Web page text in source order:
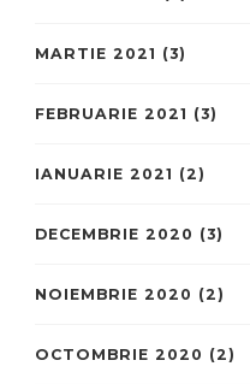
MARTIE 2021 (3)
FEBRUARIE 2021 (3)
IANUARIE 2021 (2)
DECEMBRIE 2020 (3)
NOIEMBRIE 2020 (2)
OCTOMBRIE 2020 (2)